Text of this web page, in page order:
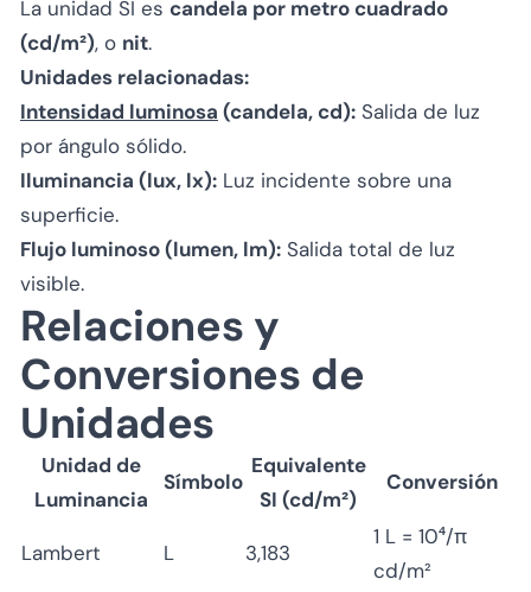
La unidad SI es candela por metro cuadrado
(cd/m²), o nit.
Unidades relacionadas:
Intensidad luminosa (candela, cd): Salida de luz
por ángulo sólido.
Iluminancia (lux, lx): Luz incidente sobre una
superficie.
Flujo luminoso (lumen, lm): Salida total de luz
visible.
Relaciones y
Conversiones de
Unidades
Unidad de
Luminancia
Símbolo
Equivalente
SI (cd/m²)
Conversión
Lambert L 3,183
1 L = 10⁴/π
cd/m²